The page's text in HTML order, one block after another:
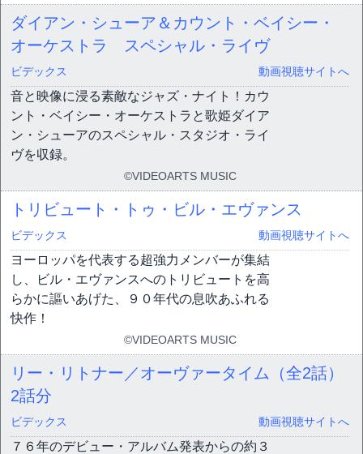
ダイアン・シューア＆カウント・ベイシー・
オーケストラ スペシャル・ライヴ
ビデックス 動画視聴サイトへ
音と映像に浸る素敵なジャズ・ナイト！カウ
ント・ベイシー・オーケストラと歌姫ダイア
ン・シューアのスペシャル・スタジオ・ライ
ヴを収録。
©VIDEOARTS MUSIC
トリビュート・トゥ・ビル・エヴァンス
ビデックス 動画視聴サイトへ
ヨーロッパを代表する超強力メンバーが集結
し、ビル・エヴァンスへのトリビュートを高
らかに謳いあげた、９０年代の息吹あふれる
快作！
©VIDEOARTS MUSIC
リー・リトナー／オーヴァータイム（全2話）
2話分
ビデックス 動画視聴サイトへ
７６年のデビュー・アルバム発表からの約３